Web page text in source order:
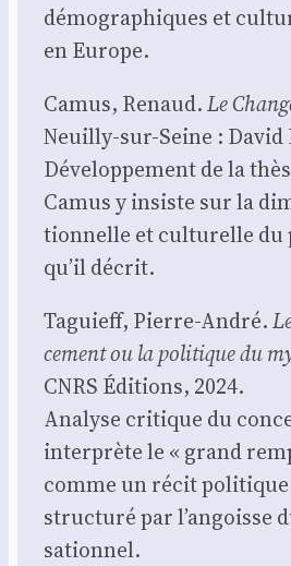
démo­gra­phiques et
en Europe.
Camus, Renaud.Le
Neuilly-sur-Seine : David
Déve­lop­pe­ment de la
Camus y insiste sur la
tion­nelle et cultu­relle du
qu’il décrit.
Taguieff, Pierre-André.
ce­ment ou la poli­tique du
CNRS Édi­tions, 2024.
Ana­lyse cri­tique du
inter­prète le « grand
comme un récit
struc­tu­ré par l’angoisse
sa­tion­nel.